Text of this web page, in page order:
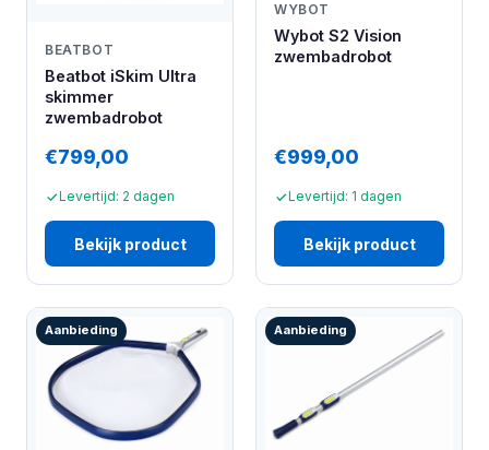
BEATBOT
Beatbot iSkim Ultra
skimmer
zwembadrobot
€799,00
Levertijd: 2 dagen
Bekijk product
WYBOT
Wybot S2 Vision
zwembadrobot
€999,00
Levertijd: 1 dagen
Bekijk product
Aanbieding Aanbieding